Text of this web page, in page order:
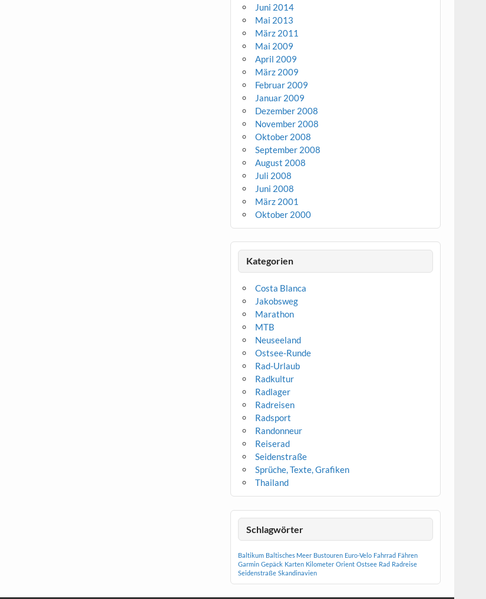
Juni 2014
Mai 2013
März 2011
Mai 2009
April 2009
März 2009
Februar 2009
Januar 2009
Dezember 2008
November 2008
Oktober 2008
September 2008
August 2008
Juli 2008
Juni 2008
März 2001
Oktober 2000
Kategorien
Costa Blanca
Jakobsweg
Marathon
MTB
Neuseeland
Ostsee-Runde
Rad-Urlaub
Radkultur
Radlager
Radreisen
Radsport
Randonneur
Reiserad
Seidenstraße
Sprüche, Texte, Grafiken
Thailand
Schlagwörter
Baltikum Baltisches Meer Bustouren Euro-Velo Fahrrad Fähren
Garmin Gepäck Karten Kilometer Orient Ostsee Rad Radreise
Seidenstraße Skandinavien